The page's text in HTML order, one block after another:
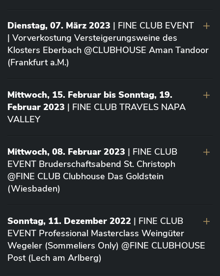
Dienstag, 07. März 2023 | FINE CLUB EVENT
| Vorverkostung Versteigerungsweine des
Klosters Eberbach @CLUBHOUSE Aman Tandoor
(Frankfurt a.M.)
Mittwoch, 15. Februar bis Sonntag, 19.
Februar 2023 | FINE CLUB TRAVELS NAPA
VALLEY
Mittwoch, 08. Februar 2023 | FINE CLUB
EVENT Bruderschaftsabend St. Christoph
@FINE CLUB Clubhouse Das Goldstein
(Wiesbaden)
Sonntag, 11. Dezember 2022 | FINE CLUB
EVENT Professional Masterclass Weingüter
Wegeler (Sommeliers Only) @FINE CLUBHOUSE
Post (Lech am Arlberg)